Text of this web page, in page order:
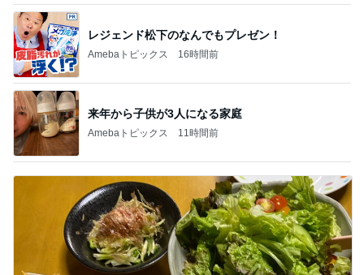
レジェンド松下のなんでもプレゼン！
Amebaトピックス 16時間前
来年から子供が3人になる家庭
Amebaトピックス 11時間前